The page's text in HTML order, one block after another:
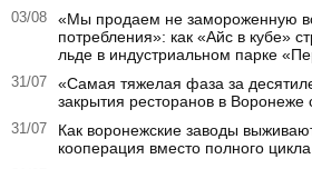
03/08
«Мы продаем не замороженную
потребления»: как «Айс в кубе»
льде в индустриальном парке
31/07
«Самая тяжелая фаза за
закрытия ресторанов в Воронеже
31/07
Как воронежские заводы
кооперация вместо полного цикла